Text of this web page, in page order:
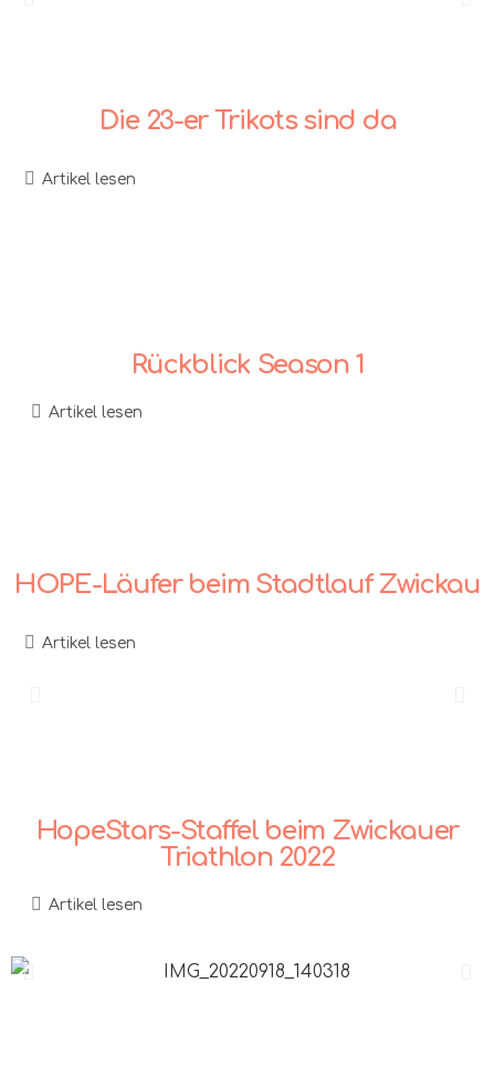
Die 23-er Trikots sind da
Artikel lesen
Rückblick Season 1
Artikel lesen
HOPE-Läufer beim Stadtlauf Zwickau
Artikel lesen
HopeStars-Staffel beim Zwickauer
Triathlon 2022
Artikel lesen